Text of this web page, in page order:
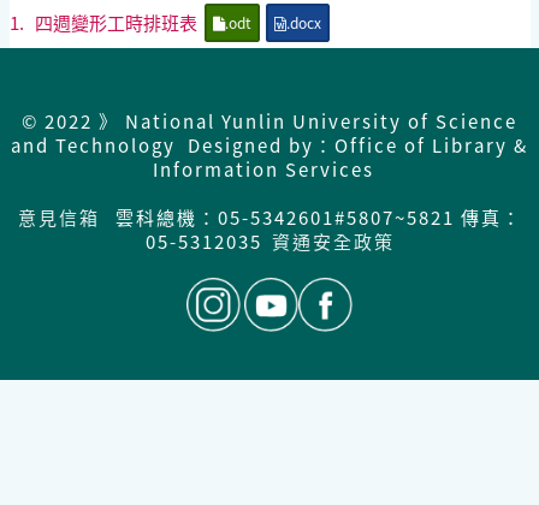
1. 四週變形工時排班表 .odt .docx
© 2022 》 National Yunlin University of Science
and Technology Designed by：Office of Library &
Information Services
意見信箱
雲科總機：05-5342601#5807~5821 傳真：
05-5312035 資通安全政策